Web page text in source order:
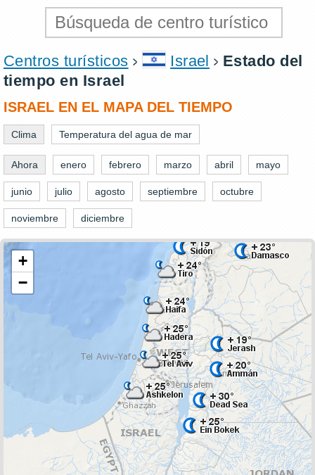
Centros turísticos Israel
Estado del
tiempo en Israel
ISRAEL EN EL MAPA DEL TIEMPO
Clima Temperatura del agua de mar
Ahora enero febrero marzo abril mayo
junio julio agosto septiembre octubre
noviembre diciembre
+
−